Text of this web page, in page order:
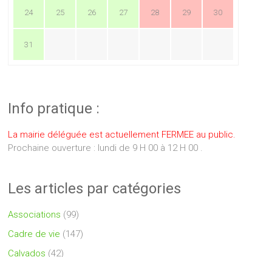
24 25 26 27 28 29 30
31
Info pratique :
La mairie déléguée est actuellement FERMEE au public.
Prochaine ouverture : lundi de 9 H 00 à 12 H 00 .
Les articles par catégories
Associations (99)
Cadre de vie (147)
Calvados (42)